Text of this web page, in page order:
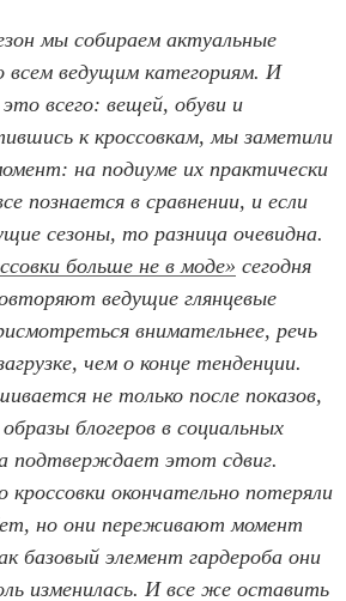
мы собираем актуальные
всем ведущим категориям. И
всего: вещей, обуви и
к кроссовкам, мы заметили
на подиуме их практически
познается в сравнении, и если
сезоны, то разница очевидна.
больше не в моде» сегодня
ведущие глянцевые
внимательнее, речь
чем о конце тенденции.
не только после показов,
блогеров в социальных
подтверждает этот сдвиг.
окончательно потеряли
но они переживают момент
базовый элемент гардероба они
изменилась. И все же оставить